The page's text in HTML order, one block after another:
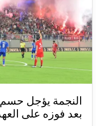
النجمة يؤجل حسم
بعد فوزه على